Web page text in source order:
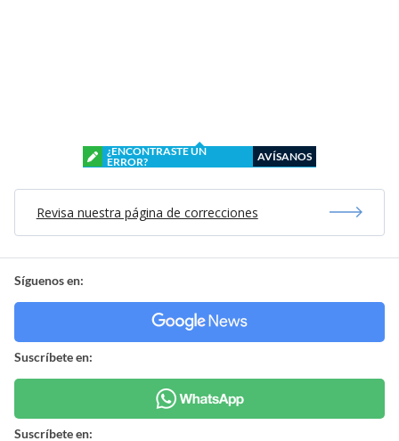
¿ENCONTRASTE UN
ERROR?
AVÍSANOS
Revisa nuestra página de correcciones
Síguenos en:
Suscríbete en:
Suscríbete en: